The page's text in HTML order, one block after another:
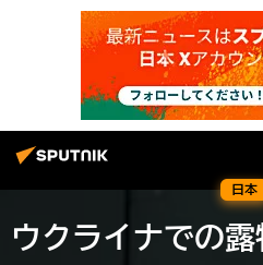
日本
ウクライナでの